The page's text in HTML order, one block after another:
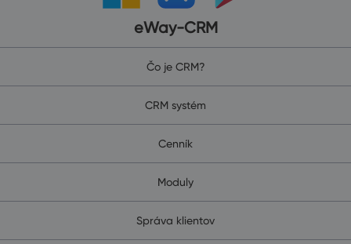
eWay-CRM
Čo je CRM?
CRM systém
Cenník
Moduly
Správa klientov